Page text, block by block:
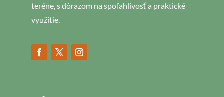
teréne, s dôrazom na spoľahlivosť a praktické
využitie.